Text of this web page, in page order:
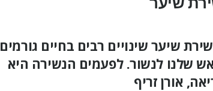
שיער שינויים רבים בחיים גורמים
שלנו לנשור. לפעמים הנשירה היא
אורן זריף